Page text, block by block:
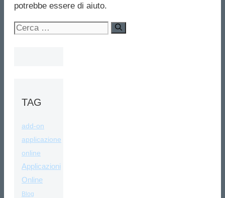
potrebbe essere di aiuto.
Ricerca
TAG
add-on
applicazione
online
Applicazioni
Online
Blog